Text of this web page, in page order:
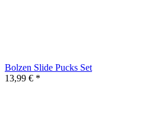
Bolzen Slide Pucks Set
13,99 € *